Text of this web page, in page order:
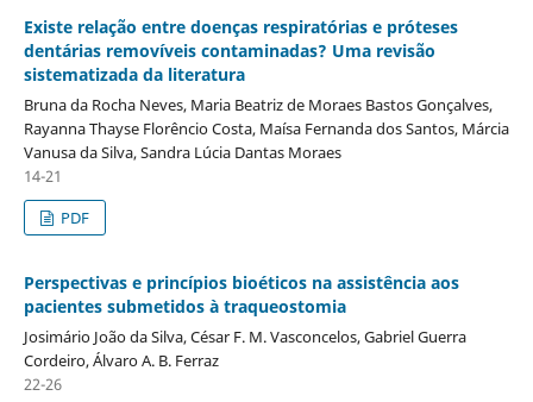
Existe relação entre doenças respiratórias e próteses
dentárias removíveis contaminadas? Uma revisão
sistematizada da literatura
Bruna da Rocha Neves, Maria Beatriz de Moraes Bastos Gonçalves,
Rayanna Thayse Florêncio Costa, Maísa Fernanda dos Santos, Márcia
Vanusa da Silva, Sandra Lúcia Dantas Moraes
14-21
PDF
Perspectivas e princípios bioéticos na assistência aos
pacientes submetidos à traqueostomia
Josimário João da Silva, César F. M. Vasconcelos, Gabriel Guerra
Cordeiro, Álvaro A. B. Ferraz
22-26